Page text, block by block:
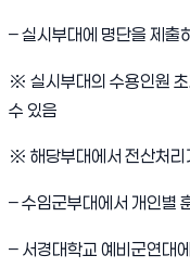
–실시부대에 명단을 제출
※ 실시부대의 수용인원
수 있음
※ 해당부대에서 전산처리
–수임군부대에서 개인별
– 서경대학교 예비군연대